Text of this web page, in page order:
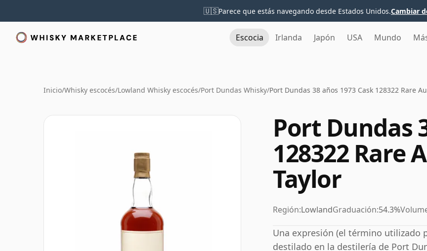
🇺🇸Parece que estás navegando desde Estados Unidos.Cambiar
Escocia Irlanda Japón USA Mundo
Inicio/Whisky escocés/Lowland Whisky escocés/Port Dundas Whisky/Port Dundas 38 años 1973 Cask 128322 Rare
Port Dundas
128322 Rare
Taylor
Región:LowlandGraduación:54.3%
Una expresión (el término utilizado
destilado en la destilería de Port